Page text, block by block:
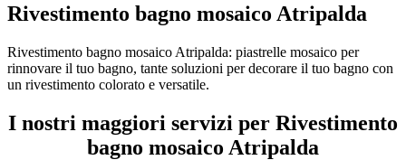
Rivestimento bagno mosaico Atripalda
Rivestimento bagno mosaico Atripalda: piastrelle mosaico per
rinnovare il tuo bagno, tante soluzioni per decorare il tuo bagno con
un rivestimento colorato e versatile.
I nostri maggiori servizi per Rivestimento
bagno mosaico Atripalda